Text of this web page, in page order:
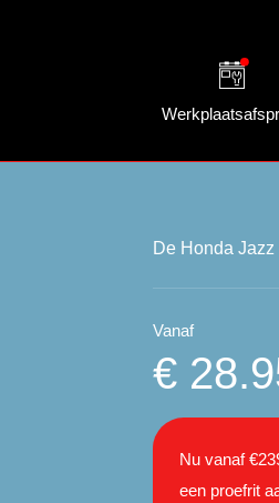
De Honda
Vanaf
€
Nu vanaf
een proefrit